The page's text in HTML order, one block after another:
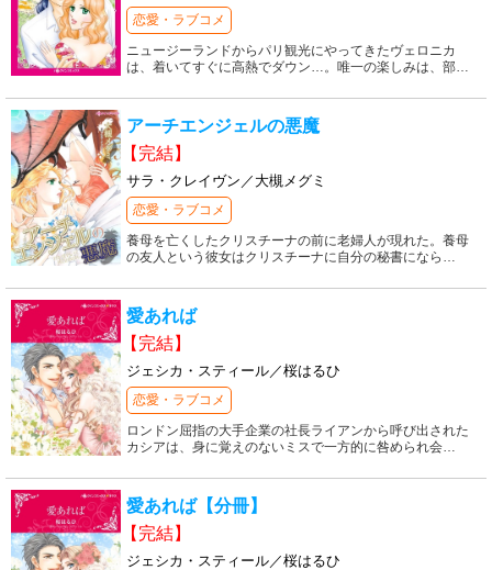
恋愛・ラブコメ
ニュージーランドからパリ観光にやってきたヴェロニカ
は、着いてすぐに高熱でダウン…。唯一の楽しみは、部…
アーチエンジェルの悪魔
【完結】
サラ・クレイヴン／大槻メグミ
恋愛・ラブコメ
養母を亡くしたクリスチーナの前に老婦人が現れた。養母
の友人という彼女はクリスチーナに自分の秘書になら …
愛あれば
【完結】
ジェシカ・スティール／桜はるひ
恋愛・ラブコメ
ロンドン屈指の大手企業の社長ライアンから呼び出された
カシアは、身に覚えのないミスで一方的に咎められ会…
愛あれば【分冊】
【完結】
ジェシカ・スティール／桜はるひ